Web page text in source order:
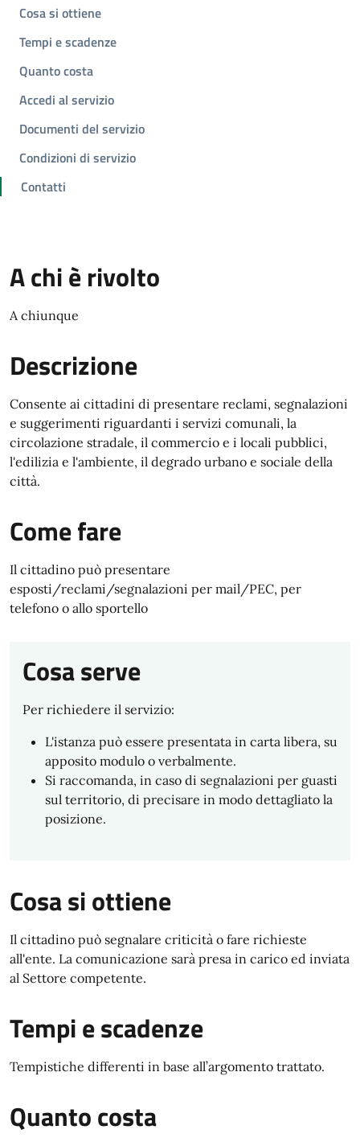
Cosa si ottiene
Tempi e scadenze
Quanto costa
Accedi al servizio
Documenti del servizio
Condizioni di servizio
Contatti
A chi è rivolto
A chiunque
Descrizione
Consente ai cittadini di presentare reclami, segnalazioni
e suggerimenti riguardanti i servizi comunali, la
circolazione stradale, il commercio e i locali pubblici,
l'edilizia e l'ambiente, il degrado urbano e sociale della
città.
Come fare
Il cittadino può presentare
esposti/reclami/segnalazioni per mail/PEC, per
telefono o allo sportello
Cosa serve
Per richiedere il servizio:
L'istanza può essere presentata in carta libera, su
apposito modulo o verbalmente.
Si raccomanda, in caso di segnalazioni per guasti
sul territorio, di precisare in modo dettagliato la
posizione.
Cosa si ottiene
Il cittadino può segnalare criticità o fare richieste
all'ente. La comunicazione sarà presa in carico ed inviata
al Settore competente.
Tempi e scadenze
Tempistiche differenti in base all’argomento trattato.
Quanto costa